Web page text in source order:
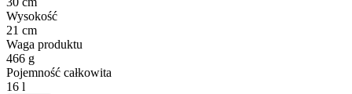
Wysokość
21 cm
Waga produktu
466 g
Pojemność całkowita
16 l